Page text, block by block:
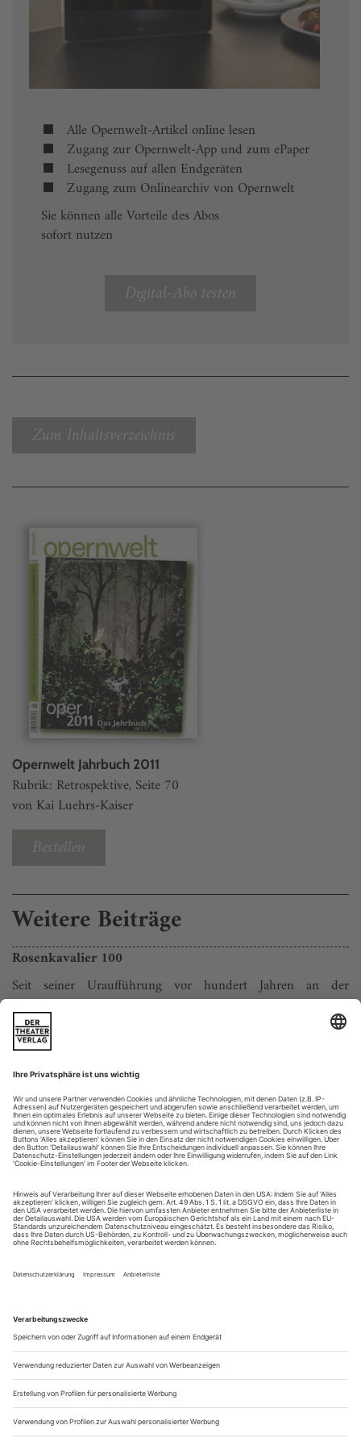
Alle Opernwelt-Artikel online lesen
Zugang zur Opernwelt-App und zum ePaper
Lesegenuss auf allen Endgeräten
Zugang zum Onlinearchiv von Opernwelt
Sie können alle Vorteile des Abos
sofort nutzen
Digital-Abo testen
Zum Inhaltsverzeichnis
Opernwelt Jahrbuch 2011
Rubrik: Retrospektive, Seite 70
von Kai Luehrs-Kaiser
Bestellen
Weitere Beiträge
Rosenkavalier 100
Seit seiner Uraufführung vor hundert Jahren an der
Semperoper in Dresden ist «Der Rosenkavalier» eine der
beliebtesten Opern überhaupt. Was wirkt wie aus einem Guss,
ist jedoch ein Konglomerat verschiedenster und einander
Strauss und Hugo von Hofmannsthal denkbar
unterschiedliche Künstlernaturen waren. Die...
Den Inhalt suchen
Johannes Martin Kränzle ist auf dem Höhepunkt seiner Laufbahn
der Berliner Staatsoper. Trotzdem bleibt er seinem Stammhaus treu.
Ein Porträt
Es klingt ehrlich. Als Johannes Martin Kränzle erfährt, dass er
zum «Sänger des Jahres» gewählt wurde, platzt es aus ihm
und berühmtere Sänger, warum kommen Sie gerade auf
mich? Stimmt: Es gibt viele gute und berühmtere Sänger. Und
trotzdem...
Ergebnisse der Kritikerumfrage
Claus Ambrosius